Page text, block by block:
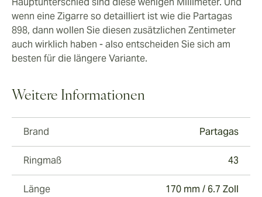
wenn eine Zigarre so detailliert ist wie die Partagas
898, dann wollen Sie diesen zusätzlichen Zentimeter
auch wirklich haben - also entscheiden Sie sich am
besten für die längere Variante.
Weitere Informationen
Brand Partagas
Ringmaß 43
Länge 170 mm / 6.7 Zoll